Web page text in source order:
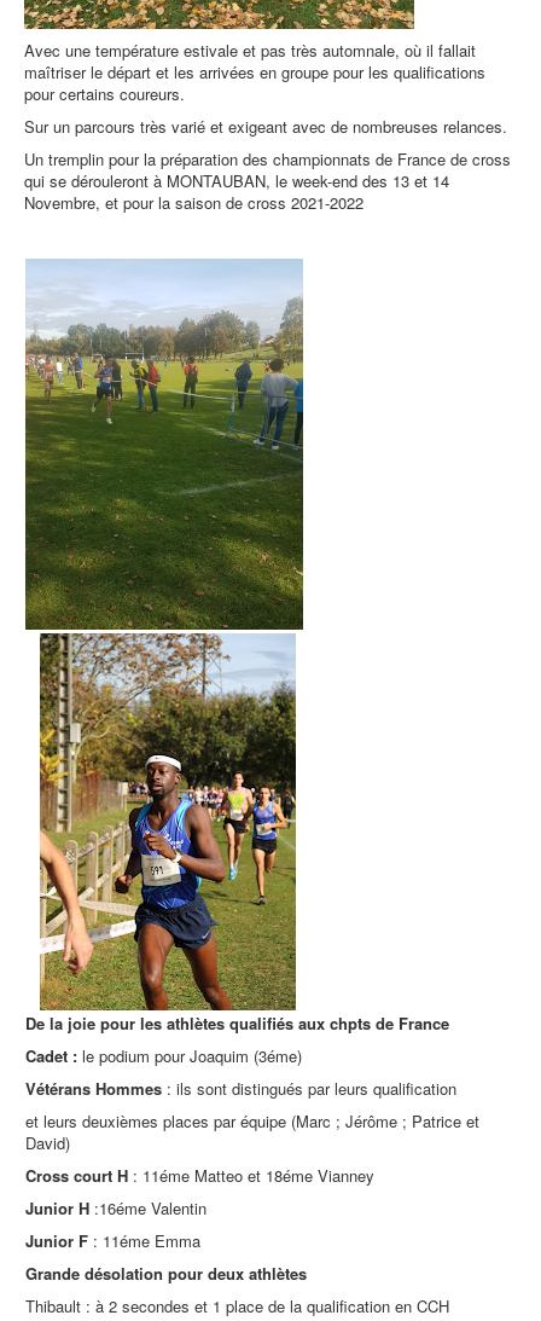
Avec une température estivale et pas très automnale, où il fallait
maîtriser le départ et les arrivées en groupe pour les qualifications
pour certains coureurs.
Sur un parcours très varié et exigeant avec de nombreuses relances.
Un tremplin pour la préparation des championnats de France de cross
qui se dérouleront à MONTAUBAN, le week-end des 13 et 14
Novembre, et pour la saison de cross 2021-2022
De la joie pour les athlètes qualifiés aux chpts de France
Cadet : le podium pour Joaquim (3éme)
Vétérans Hommes : ils sont distingués par leurs qualification
et leurs deuxièmes places par équipe (Marc ; Jérôme ; Patrice et
David)
Cross court H : 11éme Matteo et 18éme Vianney
Junior H :16éme Valentin
Junior F : 11éme Emma
Grande désolation pour deux athlètes
Thibault : à 2 secondes et 1 place de la qualification en CCH